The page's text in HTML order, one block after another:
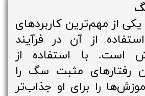
یکی از مهم‌ترین کاربردهای
از آن در فرآیند
است. با استفاده از
رفتارهای مثبت سگ را
را برای او جذاب‌تر